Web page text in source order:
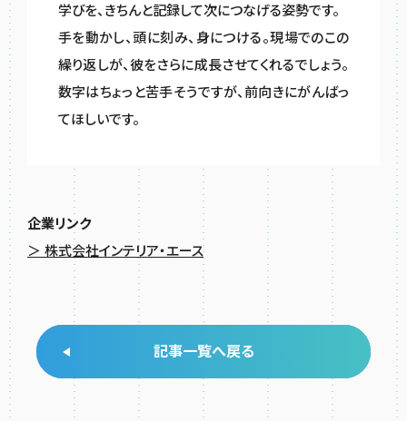
学びを、きちんと記録して次につなげる姿勢です。
手を動かし、頭に刻み、身につける。現場でのこの
繰り返しが、彼をさらに成長させてくれるでしょう。
数字はちょっと苦手そうですが、前向きにがんばっ
てほしいです。
企業リンク
＞ 株式会社インテリア・エース
記事一覧へ戻る